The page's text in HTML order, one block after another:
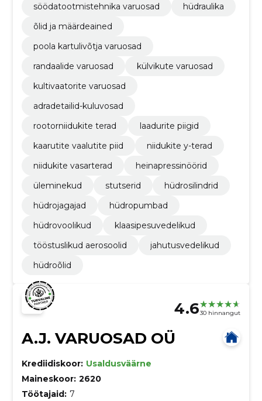
söödatootmistehnika varuosad
hüdraulika
õlid ja määrdeained
poola kartulivõtja varuosad
randaalide varuosad
külvikute varuosad
kultivaatorite varuosad
adradetailid-kuluvosad
rootorniidukite terad
laadurite piigid
kaarutite vaalutite piid
niidukite y-terad
niidukite vasarterad
heinapressinöörid
üleminekud
stutserid
hüdrosilindrid
hüdrojagajad
hüdropumbad
hüdrovoolikud
klaasipesuvedelikud
tööstuslikud aerosoolid
jahutusvedelikud
hüdroõlid
4.630 hinnangut
A.J. VARUOSAD OÜ
Krediidiskoor: Usaldusväärne
Maineskoor: 2620
Töötajaid: 7